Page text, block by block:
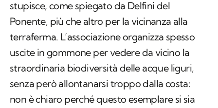
stupisce, come spiegato da Delfini del
Ponente, più che altro per la vicinanza alla
terraferma. L’associazione organizza spesso
uscite in gommone per vedere da vicino la
straordinaria biodiversità delle acque liguri,
senza però allontanarsi troppo dalla costa:
non è chiaro perché questo esemplare si sia